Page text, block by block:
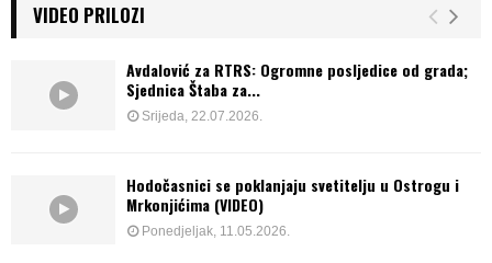
VIDEO PRILOZI
Avdalović za RTRS: Ogromne posljedice od grada;
Sjednica Štaba za...
Srijeda, 22.07.2026.
Hodočasnici se poklanjaju svetitelju u Ostrogu i
Mrkonjićima (VIDEO)
Ponedjeljak, 11.05.2026.